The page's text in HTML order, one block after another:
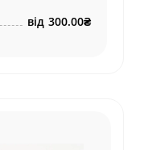
від 300.00₴